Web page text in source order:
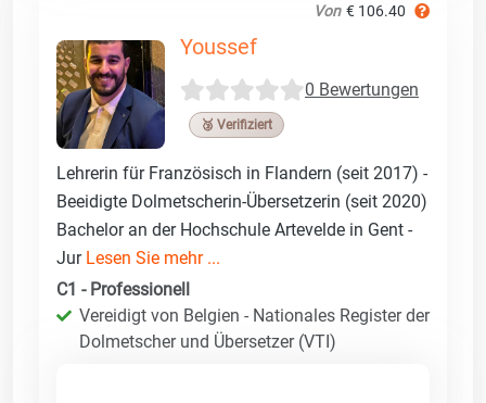
Von € 106.40
Youssef
0 Bewertungen
🥉 Verifiziert
Lehrerin für Französisch in Flandern (seit 2017) -
Beeidigte Dolmetscherin-Übersetzerin (seit 2020)
Bachelor an der Hochschule Artevelde in Gent -
Jur Lesen Sie mehr ...
C1 - Professionell
Vereidigt von Belgien - Nationales Register der
Dolmetscher und Übersetzer (VTI)